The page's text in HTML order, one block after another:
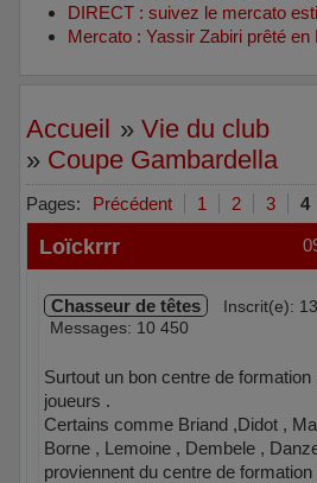
DIRECT : suivez le mercato
Mercato : Yassir Zabiri prêté en
Accueil »Vie du club
» Coupe Gambardella
Pages: Précédent 1 2 3 4
Loïckrrr
Chasseur de têtes
Inscrit(e):
Messages: 10 450
Surtout un bon centre de
joueurs .
Certains comme Briand ,Didot ,
Borne , Lemoine , Dembele ,
proviennent du centre de formation